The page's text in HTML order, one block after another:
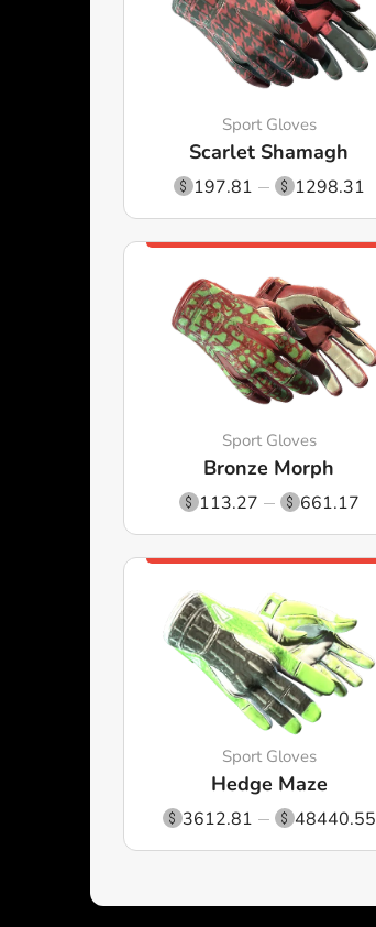
Sport Gloves
Scarlet Shamagh
197.81 1298.31
Sport Gloves
Bronze Morph
113.27 661.17
Sport Gloves
Hedge Maze
3612.81 48440.55